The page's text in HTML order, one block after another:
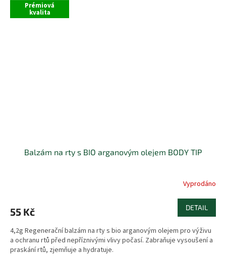
Prémiová
kvalita
Balzám na rty s BIO arganovým olejem BODY TIP
Vyprodáno
55 Kč DETAIL
4,2g Regenerační balzám na rty s bio arganovým olejem pro výživu
a ochranu rtů před nepříznivými vlivy počasí. Zabraňuje vysoušení a
praskání rtů, zjemňuje a hydratuje.